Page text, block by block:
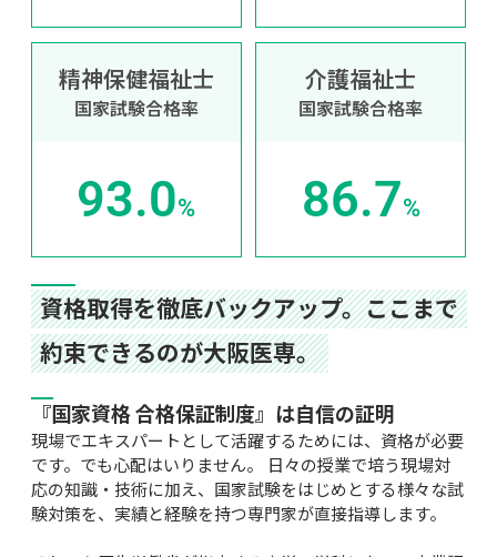
精神保健福祉士
国家試験合格率
93.0%
介護福祉士
国家試験合格率
86.7%
資格取得を徹底バックアップ。ここまで
約束できるのが大阪医専。
『国家資格 合格保証制度』は自信の証明
現場でエキスパートとして活躍するためには、資格が必要
です。でも心配はいりません。 日々の授業で培う現場対
応の知識・技術に加え、国家試験をはじめとする様々な試
験対策を、実績と経験を持つ専門家が直接指導します。